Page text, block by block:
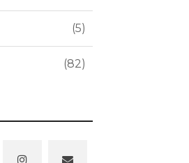
5
82